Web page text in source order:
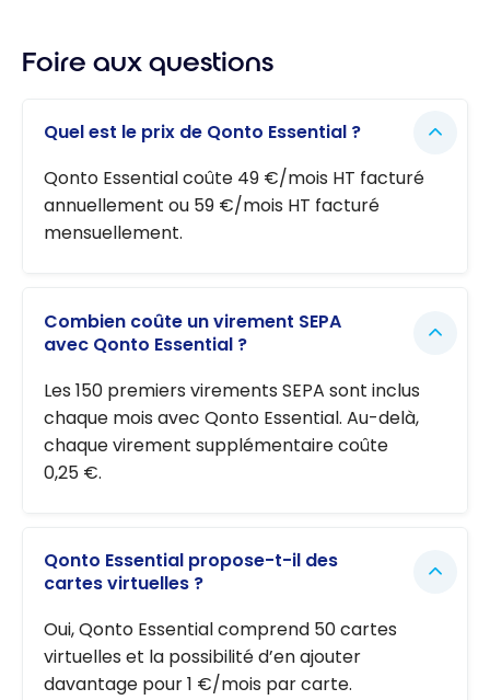
Foire aux questions
Quel est le prix de Qonto Essential ?
Qonto Essential coûte 49 €/mois HT facturé
annuellement ou 59 €/mois HT facturé
mensuellement.
Combien coûte un virement SEPA
avec Qonto Essential ?
Les 150 premiers virements SEPA sont inclus
chaque mois avec Qonto Essential. Au-delà,
chaque virement supplémentaire coûte
0,25 €.
Qonto Essential propose-t-il des
cartes virtuelles ?
Oui, Qonto Essential comprend 50 cartes
virtuelles et la possibilité d’en ajouter
davantage pour 1 €/mois par carte.